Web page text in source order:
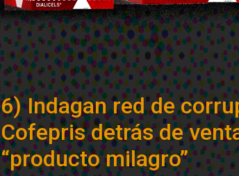
6) Indagan red de
Cofepris detrás de
“producto milagro”